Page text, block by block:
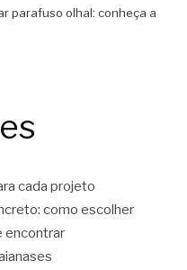
parafuso olhal: conheça a
cada projeto
como escolher
encontrar